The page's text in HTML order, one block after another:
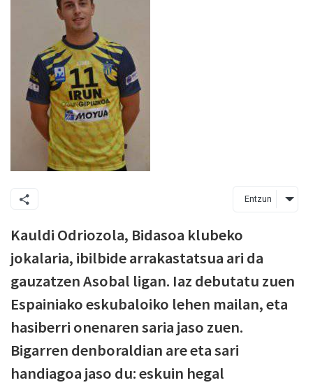
Entzun
Kauldi Odriozola, Bidasoa klubeko
jokalaria, ibilbide arrakastatsua ari da
gauzatzen Asobal ligan. Iaz debutatu zuen
Espainiako eskubaloiko lehen mailan, eta
hasiberri onenaren saria jaso zuen.
Bigarren denboraldian are eta sari
handiagoa jaso du: eskuin hegal